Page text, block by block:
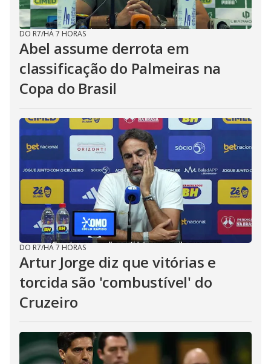
DO R7/HÁ 7 HORAS
Abel assume derrota em
classificação do Palmeiras na
Copa do Brasil
DO R7/HÁ 7 HORAS
Artur Jorge diz que vitórias e
torcida são 'combustível' do
Cruzeiro